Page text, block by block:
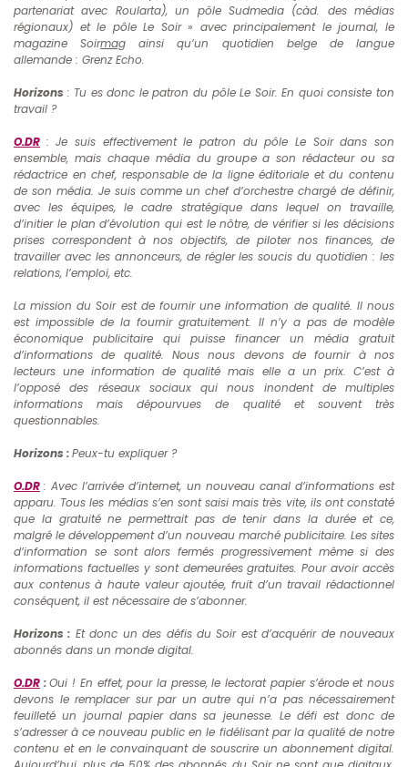
partenariat avec Roularta), un pôle Sudmedia (càd. des médias
régionaux) et le pôle Le Soir » avec principalement le journal, le
magazine Soirmag ainsi qu’un quotidien belge de langue
allemande : Grenz Echo.
Horizons : Tu es donc le patron du pôle Le Soir. En quoi consiste ton
travail ?
O.DR : Je suis effectivement le patron du pôle Le Soir dans son
ensemble, mais chaque média du groupe a son rédacteur ou sa
rédactrice en chef, responsable de la ligne éditoriale et du contenu
de son média. Je suis comme un chef d’orchestre chargé de définir,
avec les équipes, le cadre stratégique dans lequel on travaille,
d’initier le plan d’évolution qui est le nôtre, de vérifier si les décisions
prises correspondent à nos objectifs, de piloter nos finances, de
travailler avec les annonceurs, de régler les soucis du quotidien : les
relations, l’emploi, etc.
La mission du Soir est de fournir une information de qualité. Il nous
est impossible de la fournir gratuitement. Il n’y a pas de modèle
économique publicitaire qui puisse financer un média gratuit
d’informations de qualité. Nous nous devons de fournir à nos
lecteurs une information de qualité mais elle a un prix. C’est à
l’opposé des réseaux sociaux qui nous inondent de multiples
informations mais dépourvues de qualité et souvent très
questionnables.
Horizons :Peux-tu expliquer ?
O.DR : Avec l’arrivée d’internet, un nouveau canal d’informations est
apparu. Tous les médias s’en sont saisi mais très vite, ils ont constaté
que la gratuité ne permettrait pas de tenir dans la durée et ce,
malgré le développement d’un nouveau marché publicitaire. Les sites
d’information se sont alors fermés progressivement même si des
informations factuelles y sont demeurées gratuites. Pour avoir accès
aux contenus à haute valeur ajoutée, fruit d’un travail rédactionnel
conséquent, il est nécessaire de s’abonner.
Horizons : Et donc un des défis du Soir est d’acquérir de nouveaux
abonnés dans un monde digital.
O.DR :Oui ! En effet, pour la presse, le lectorat papier s’érode et nous
devons le remplacer sur par un autre qui n’a pas nécessairement
feuilleté un journal papier dans sa jeunesse. Le défi est donc de
s’adresser à ce nouveau public en le fidélisant par la qualité de notre
contenu et en le convainquant de souscrire un abonnement digital.